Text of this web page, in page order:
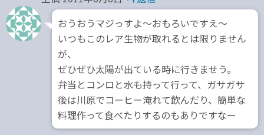
おうおうマジっすよ～おもろいですえ～
いつもこのレア生物が取れるとは限りません
が、
ぜひぜひ太陽が出ている時に行きませう。
弁当とコンロと水も持って行って、ガサガサ
後は川原でコーヒー淹れて飲んだり、簡単な
料理作って食べたりするのもありですなー